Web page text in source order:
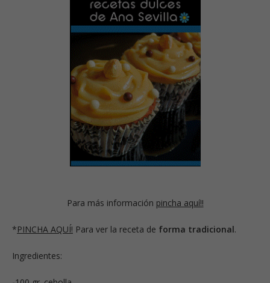
Para más información pincha aquí!!
*PINCHA AQUÍ! Para ver la receta de forma tradicional.
Ingredientes: